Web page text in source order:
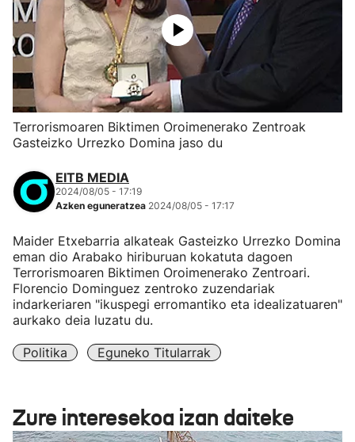
Terrorismoaren Biktimen Oroimenerako Zentroak
Gasteizko Urrezko Domina jaso du
EITB MEDIA
2024/08/05 - 17:19
Azken eguneratzea 2024/08/05 - 17:17
Maider Etxebarria alkateak Gasteizko Urrezko Domina
eman dio Arabako hiriburuan kokatuta dagoen
Terrorismoaren Biktimen Oroimenerako Zentroari.
Florencio Dominguez zentroko zuzendariak
indarkeriaren "ikuspegi erromantiko eta idealizatuaren"
aurkako deia luzatu du.
Politika Eguneko Titularrak
Zure interesekoa izan daiteke